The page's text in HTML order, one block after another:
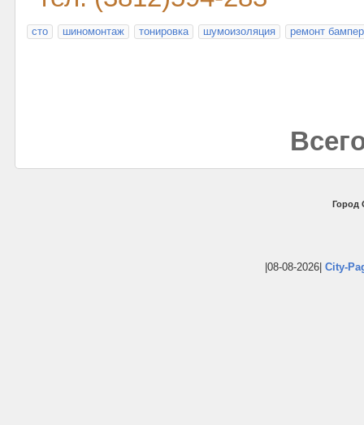
сто шиномонтаж тонировка шумоизоляция ремонт
Город
|08-08-2026| City-